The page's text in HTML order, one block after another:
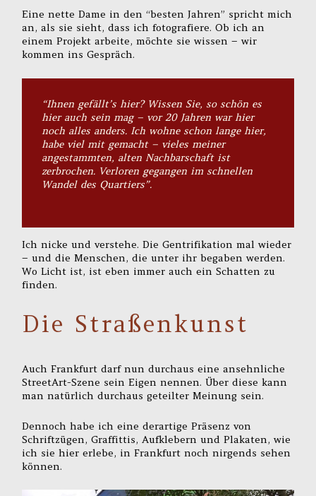
Eine nette Dame in den “besten Jahren” spricht mich
an, als sie sieht, dass ich fotografiere. Ob ich an
einem Projekt arbeite, möchte sie wissen – wir
kommen ins Gespräch.
“Ihnen gefällt’s hier? Wissen Sie, so schön es
hier auch sein mag – vor 20 Jahren war hier
noch alles anders. Ich wohne schon lange hier,
habe viel mit gemacht – vieles meiner
angestammten, alten Nachbarschaft ist
zerbrochen. Verloren gegangen im schnellen
Wandel des Quartiers”.
Ich nicke und verstehe. Die Gentrifikation mal wieder
– und die Menschen, die unter ihr begaben werden.
Wo Licht ist, ist eben immer auch ein Schatten zu
finden.
Die Straßenkunst
Auch Frankfurt darf nun durchaus eine ansehnliche
StreetArt-Szene sein Eigen nennen. Über diese kann
man natürlich durchaus geteilter Meinung sein.
Dennoch habe ich eine derartige Präsenz von
Schriftzügen, Graffittis, Aufklebern und Plakaten, wie
ich sie hier erlebe, in Frankfurt noch nirgends sehen
können.